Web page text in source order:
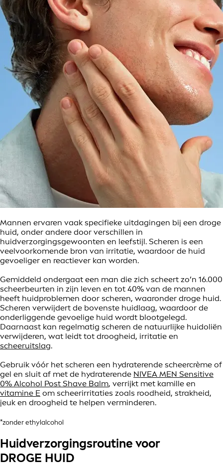
Mannen ervaren vaak specifieke uitdagingen bij een droge
huid, onder andere door verschillen in
huidverzorgingsgewoonten en leefstijl. Scheren is een
veelvoorkomende bron van irritatie, waardoor de huid
gevoeliger en reactiever kan worden.
Gemiddeld ondergaat een man die zich scheert zo’n 16.000
scheerbeurten in zijn leven en tot 40% van de mannen
heeft huidproblemen door scheren, waaronder droge huid.
Scheren verwijdert de bovenste huidlaag, waardoor de
onderliggende gevoelige huid wordt blootgelegd.
Daarnaast kan regelmatig scheren de natuurlijke huidoliën
verwijderen, wat leidt tot droogheid, irritatie en
scheeruitslag.
Gebruik vóór het scheren een hydraterende scheercrème of
gel en sluit af met de hydraterende NIVEA MEN Sensitive
0% Alcohol Post Shave Balm, verrijkt met kamille en
vitamine E om scheerirritaties zoals roodheid, strakheid,
jeuk en droogheid te helpen verminderen.
*zonder ethylalcohol
Huidverzorgingsroutine voor
DROGE HUID